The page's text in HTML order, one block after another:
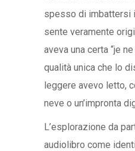
spesso di imbattersi
sente veramente
aveva una certa “je
qualità unica che lo
leggere avevo letto,
neve o un’impronta
L’esplorazione da
audiolibro come